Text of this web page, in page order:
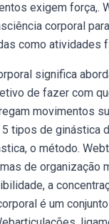
exigem força,.
corporal
como atividades
significa
de fazer com
movimentos
tipos de ginástica
o método.
de organização
a
é um